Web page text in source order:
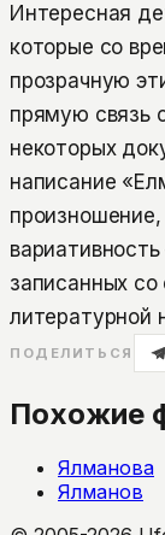
Интересная
которые со
прозрачную
прямую связь
некоторых
написание
записанных
литературной
ПОДЕЛИТЬСЯ
Похожие
Ялманова
Ялманов